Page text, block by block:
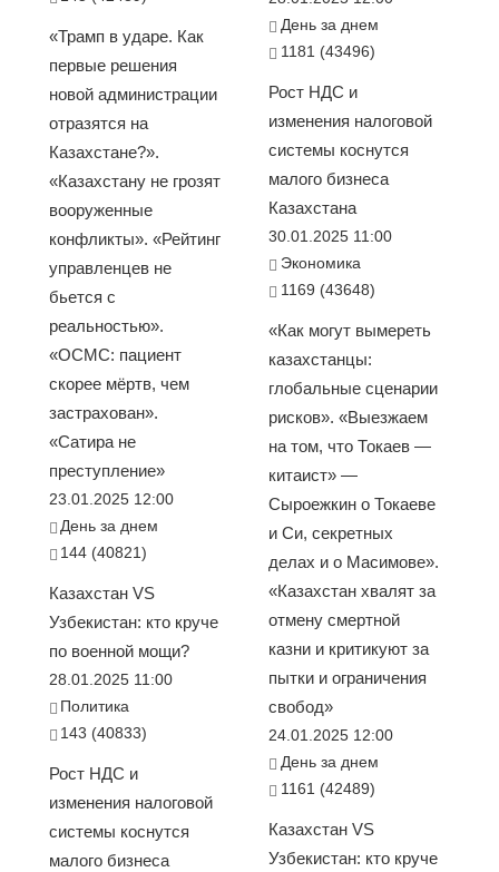
«Трамп в ударе. Как
первые решения
новой администрации
отразятся на
Казахстане?».
«Казахстану не грозят
вооруженные
конфликты». «Рейтинг
управленцев не
бьется с
реальностью».
«ОСМС: пациент
скорее мёртв, чем
застрахован».
«Сатира не
преступление»
23.01.2025 12:00
День за днем
144 (40821)
Казахстан VS
Узбекистан: кто круче
по военной мощи?
28.01.2025 11:00
Политика
143 (40833)
Рост НДС и
изменения налоговой
системы коснутся
малого бизнеса
День за днем
1181 (43496)
Рост НДС и
изменения налоговой
системы коснутся
малого бизнеса
Казахстана
30.01.2025 11:00
Экономика
1169 (43648)
«Как могут вымереть
казахстанцы:
глобальные сценарии
рисков». «Выезжаем
на том, что Токаев —
китаист» —
Сыроежкин о Токаеве
и Си, секретных
делах и о Масимове».
«Казахстан хвалят за
отмену смертной
казни и критикуют за
пытки и ограничения
свобод»
24.01.2025 12:00
День за днем
1161 (42489)
Казахстан VS
Узбекистан: кто круче